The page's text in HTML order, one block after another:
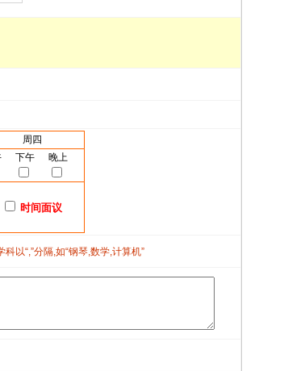
周四
下午 晚上
时间面议
以“,”分隔,如“钢琴,数学,计算机”